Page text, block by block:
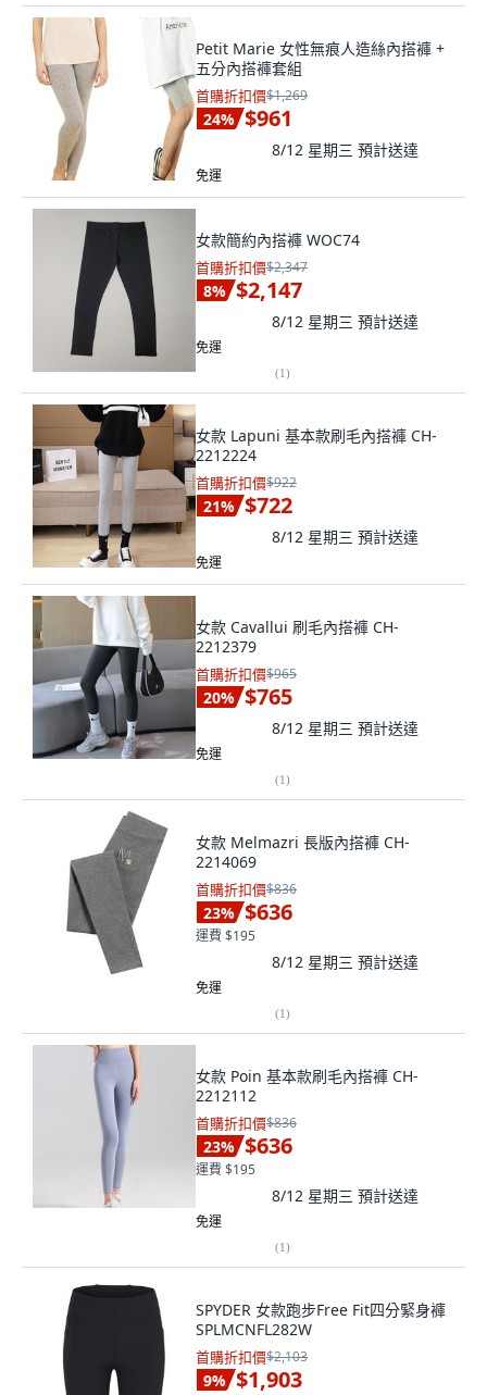
Petit Marie 女性無痕人造絲內搭褲 +
五分內搭褲套組
首購折扣價$1,269
24% $961
8/12 星期三 預計送達
免運
女款簡約內搭褲 WOC74
首購折扣價$2,347
8% $2,147
8/12 星期三 預計送達
免運
(1)
女款 Lapuni 基本款刷毛內搭褲 CH-
2212224
首購折扣價$922
21% $722
8/12 星期三 預計送達
免運
女款 Cavallui 刷毛內搭褲 CH-
2212379
首購折扣價$965
20% $765
8/12 星期三 預計送達
免運
(1)
女款 Melmazri 長版內搭褲 CH-
2214069
首購折扣價$836
23% $636
運費 $195
8/12 星期三 預計送達
免運
(1)
女款 Poin 基本款刷毛內搭褲 CH-
2212112
首購折扣價$836
23% $636
運費 $195
8/12 星期三 預計送達
免運
(1)
SPYDER 女款跑步Free Fit四分緊身褲
SPLMCNFL282W
首購折扣價$2,103
9% $1,903